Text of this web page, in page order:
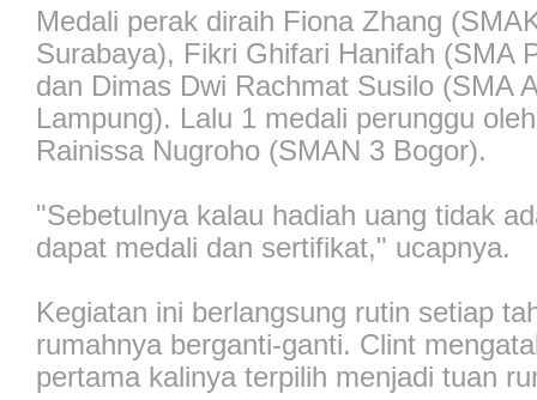
Medali perak diraih Fiona Zhang
Surabaya), Fikri Ghifari Hanifah (SMA
dan Dimas Dwi Rachmat Susilo (SMA
Lampung). Lalu 1 medali perunggu
Rainissa Nugroho (SMAN 3 Bogor).
"Sebetulnya kalau hadiah uang tidak
dapat medali dan sertifikat," ucapnya.
Kegiatan ini berlangsung rutin setiap
rumahnya berganti-ganti. Clint
pertama kalinya terpilih menjadi tuan